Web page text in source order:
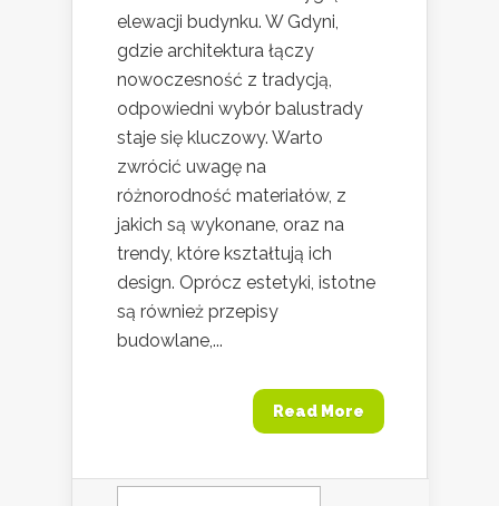
elewacji budynku. W Gdyni,
gdzie architektura łączy
nowoczesność z tradycją,
odpowiedni wybór balustrady
staje się kluczowy. Warto
zwrócić uwagę na
różnorodność materiałów, z
jakich są wykonane, oraz na
trendy, które kształtują ich
design. Oprócz estetyki, istotne
są również przepisy
budowlane,...
Read More
Szukaj: